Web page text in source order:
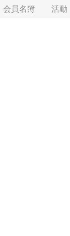
会員名簿 活動